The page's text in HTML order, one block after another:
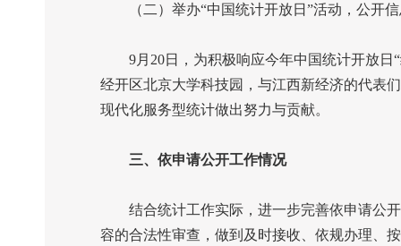
（二）举办“中国统计开放日”活动，公开信
9月 20日，为积极响应今年中国统计开放日
经开区北京大学科技园，与江西新经济的代表
现代化服务型统计做出努力与贡献。
三、依申请公开工作情况
结合统计工作实际，进一步完善依申请公开
容的合法性审查，做到及时接收、依规办理、